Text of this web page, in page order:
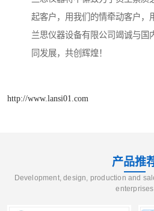
起客户，用我们的情牵动客户，
兰思仪器设备有限公司竭诚与国
同发展，共创辉煌！
http://www.lansi01.com
产品推
Development, design, production and
enterprises